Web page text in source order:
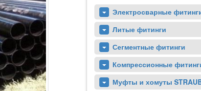
Электросварные
Литые фитинги
Сегментные фитинги
Компрессионные
Муфты и хомуты